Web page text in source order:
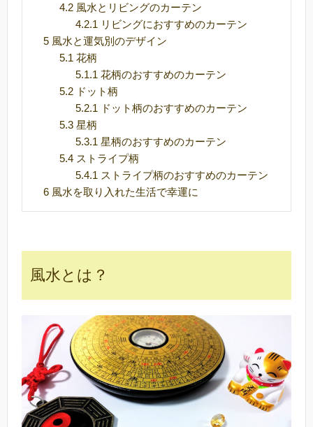
4.2風水とリビングのカーテン
4.2.1 リビングにおすすめのカーテン
5 風水と運気別のデザイン
5.1 花柄
5.1.1 花柄のおすすめのカーテン
5.2ドット柄
5.2.1 ドット柄のおすすめのカーテン
5.3星柄
5.3.1 星柄のおすすめのカーテン
5.4ストライプ柄
5.4.1 ストライプ柄のおすすめのカーテン
6 風水を取り入れた生活で幸運に
風水とは？